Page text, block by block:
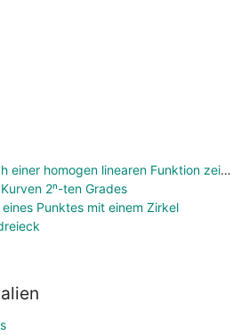
Anleitung: Funktionsgraph einer homogen linearen Funktion zeichnen
2ⁿ-ten Grades
Punktes mit einem Zirkel